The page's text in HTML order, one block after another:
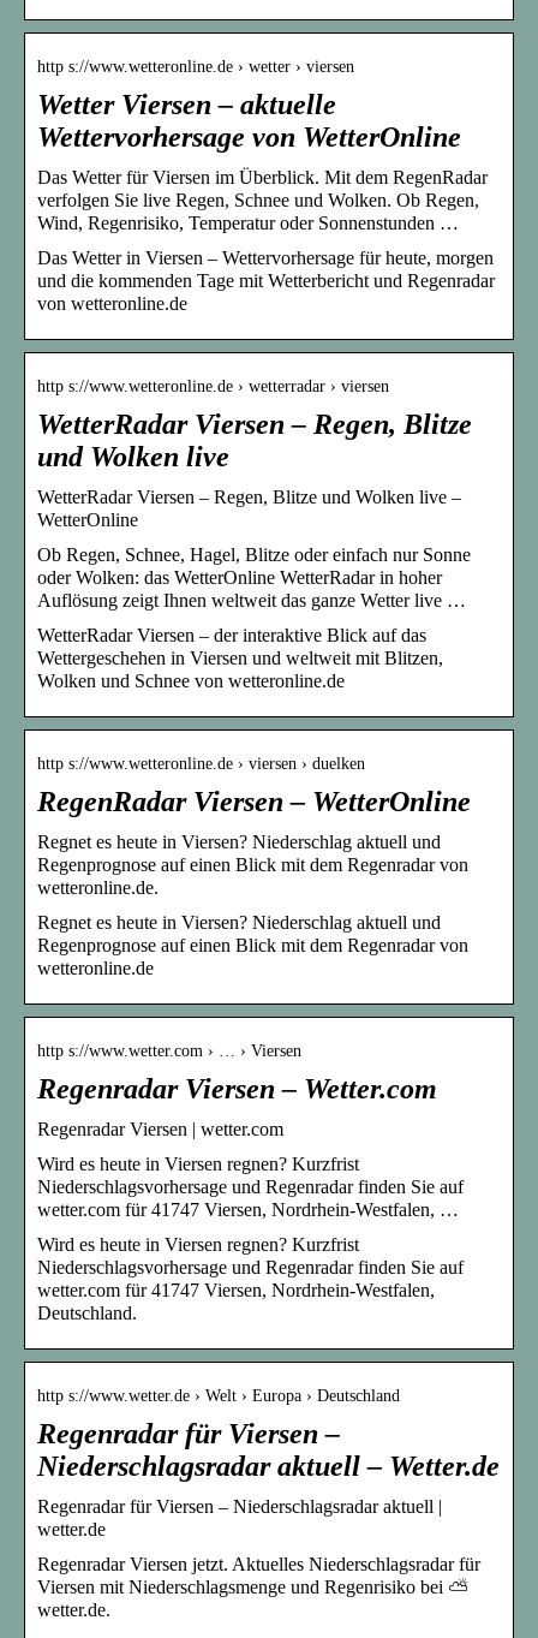
http s://www.wetteronline.de › wetter › viersen
Wetter Viersen – aktuelle
Wettervorhersage von WetterOnline
Das Wetter für Viersen im Überblick. Mit dem RegenRadar
verfolgen Sie live Regen, Schnee und Wolken. Ob Regen,
Wind, Regenrisiko, Temperatur oder Sonnenstunden …
Das Wetter in Viersen – Wettervorhersage für heute, morgen
und die kommenden Tage mit Wetterbericht und Regenradar
von wetteronline.de
http s://www.wetteronline.de › wetterradar › viersen
WetterRadar Viersen – Regen, Blitze
und Wolken live
WetterRadar Viersen – Regen, Blitze und Wolken live –
WetterOnline
Ob Regen, Schnee, Hagel, Blitze oder einfach nur Sonne
oder Wolken: das WetterOnline WetterRadar in hoher
Auflösung zeigt Ihnen weltweit das ganze Wetter live …
WetterRadar Viersen – der interaktive Blick auf das
Wettergeschehen in Viersen und weltweit mit Blitzen,
Wolken und Schnee von wetteronline.de
http s://www.wetteronline.de › viersen › duelken
RegenRadar Viersen – WetterOnline
Regnet es heute in Viersen? Niederschlag aktuell und
Regenprognose auf einen Blick mit dem Regenradar von
wetteronline.de.
Regnet es heute in Viersen? Niederschlag aktuell und
Regenprognose auf einen Blick mit dem Regenradar von
wetteronline.de
http s://www.wetter.com › … › Viersen
Regenradar Viersen – Wetter.com
Regenradar Viersen | wetter.com
Wird es heute in Viersen regnen? Kurzfrist
Niederschlagsvorhersage und Regenradar finden Sie auf
wetter.com für 41747 Viersen, Nordrhein-Westfalen, …
Wird es heute in Viersen regnen? Kurzfrist
Niederschlagsvorhersage und Regenradar finden Sie auf
wetter.com für 41747 Viersen, Nordrhein-Westfalen,
Deutschland.
http s://www.wetter.de › Welt › Europa › Deutschland
Regenradar für Viersen –
Niederschlagsradar aktuell – Wetter.de
Regenradar für Viersen – Niederschlagsradar aktuell |
wetter.de
Regenradar Viersen jetzt. Aktuelles Niederschlagsradar für
Viersen mit Niederschlagsmenge und Regenrisiko bei ⛅
wetter.de.